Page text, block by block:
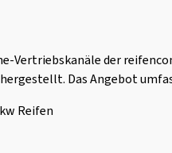
Vertriebskanäle der
Das Angebot
Reifen